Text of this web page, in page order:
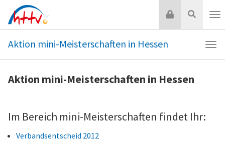
Inhalt
springen
Suche
Login
Aktion mini-Meisterschaften in Hessen
Aktion mini-Meisterschaften in Hessen
Im Bereich mini-Meisterschaften findet Ihr:
Verbandsentscheid 2012